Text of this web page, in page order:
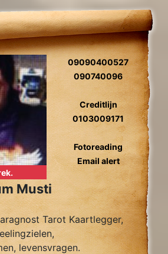
09090400527
090740096
Creditlijn
0103009171
Fotoreading
Email alert
Musti
Tarot Kaartlegger,
levensvragen.